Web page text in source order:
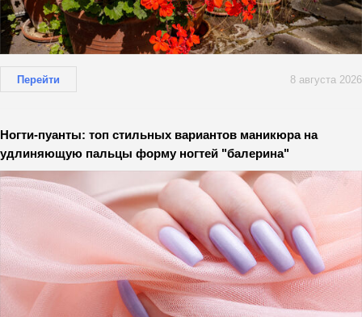
Перейти 8 августа 2026
Ногти-пуанты: топ стильных вариантов маникюра на
удлиняющую пальцы форму ногтей "балерина"